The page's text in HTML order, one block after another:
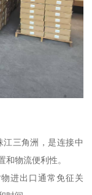
三角洲，是连接中
和物流便利性。
进出口通常免征关